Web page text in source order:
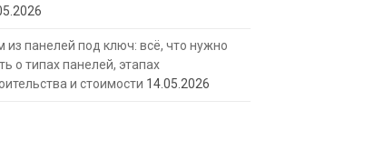
из панелей под ключ: всё, что нужно
о типах панелей, этапах
и стоимости 14.05.2026